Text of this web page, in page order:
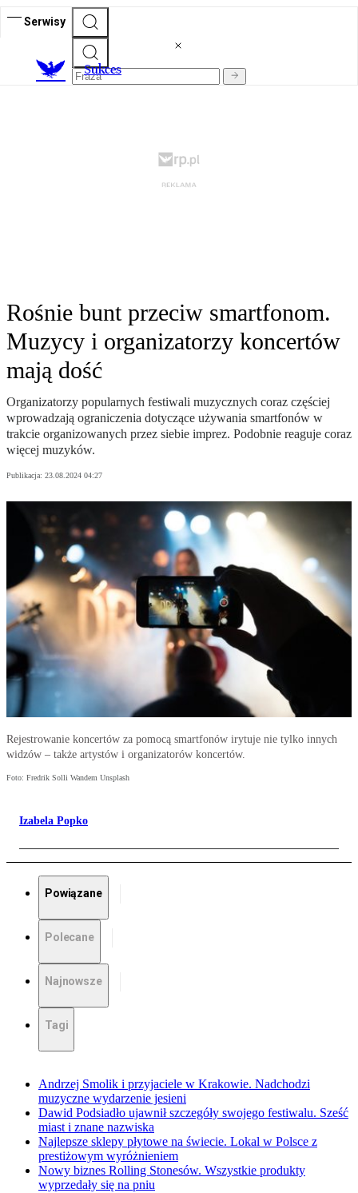
Serwisy
Sukces
Rośnie bunt przeciw smartfonom.
Muzycy i organizatorzy koncertów
mają dość
Organizatorzy popularnych festiwali muzycznych coraz częściej
wprowadzają ograniczenia dotyczące używania smartfonów w
trakcie organizowanych przez siebie imprez. Podobnie reaguje coraz
więcej muzyków.
Publikacja: 23.08.2024 04:27
Rejestrowanie koncertów za pomocą smartfonów irytuje nie tylko innych
widzów – także artystów i organizatorów koncertów.
Foto: Fredrik Solli Wandem Unsplash
Izabela Popko
Powiązane
Polecane
Najnowsze
Tagi
Andrzej Smolik i przyjaciele w Krakowie. Nadchodzi
muzyczne wydarzenie jesieni
Dawid Podsiadło ujawnił szczegóły swojego festiwalu. Sześć
miast i znane nazwiska
Najlepsze sklepy płytowe na świecie. Lokal w Polsce z
prestiżowym wyróżnieniem
Nowy biznes Rolling Stonesów. Wszystkie produkty
wyprzedały się na pniu